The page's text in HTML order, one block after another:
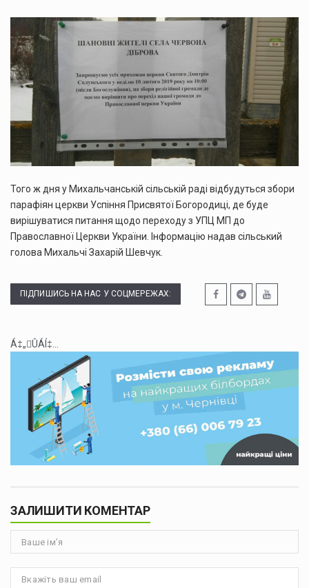
Того ж дня у Михальчанській сільській раді відбудуться збори
парафіян церкви Успіння Присвятої Богородиці, де буде
вирішуватися питання щодо переходу з УПЦ МП до
Православної Церкви України. Інформацію надав сільський
голова Михальчі Захарій Шевчук.
ПІДПИШИСЬ НА НАС У СОЦМЕРЕЖАХ:
Á‡„ÛÁÍ‡...
ЗАЛИШИТИ КОМЕНТАР